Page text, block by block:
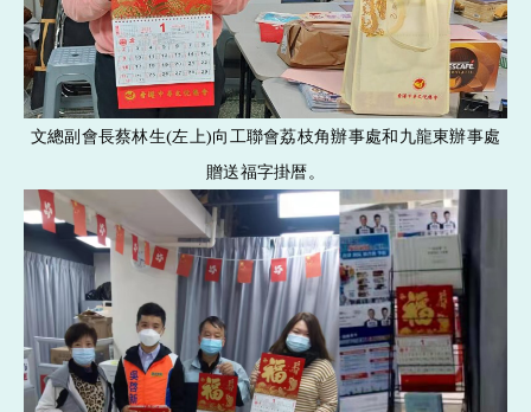
文總副會長蔡林生(左上)向工聯會荔枝角辦事處和九龍東辦事處
贈送福字掛暦。